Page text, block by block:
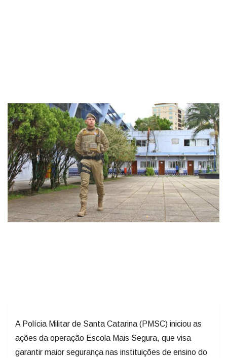
ações da operação Escola Mais Segura, que visa
garantir maior segurança nas instituições de ensino do
estado. O programa reforça a presença de policiais